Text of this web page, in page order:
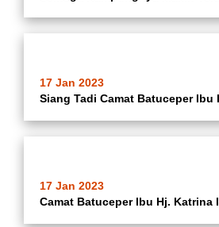
17 Jan 2023
17 Jan 2023